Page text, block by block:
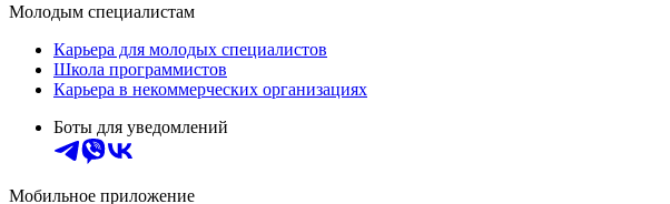
Молодым специалистам
Карьера для молодых специалистов
Школа программистов
Карьера в некоммерческих организациях
Боты для уведомлений
Мобильное приложение